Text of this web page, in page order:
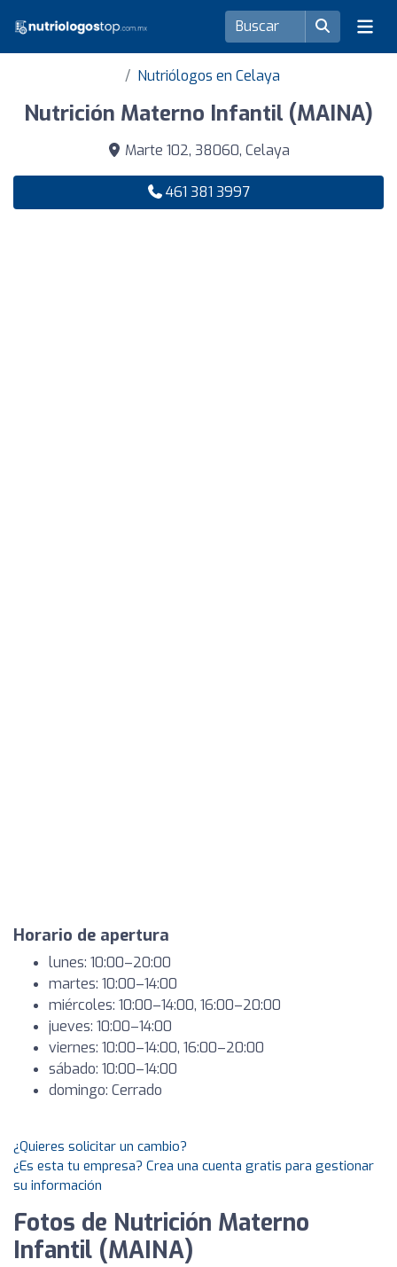
Nutriólogos en Celaya
Nutrición Materno Infantil (MAINA)
Marte 102, 38060, Celaya
461 381 3997
Horario de apertura
lunes: 10:00–20:00
martes: 10:00–14:00
miércoles: 10:00–14:00, 16:00–20:00
jueves: 10:00–14:00
viernes: 10:00–14:00, 16:00–20:00
sábado: 10:00–14:00
domingo: Cerrado
¿Quieres solicitar un cambio?
¿Es esta tu empresa? Crea una cuenta gratis para gestionar
su información
Fotos de Nutrición Materno
Infantil (MAINA)